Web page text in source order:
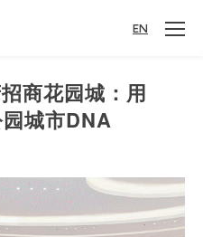
EN
商花园城：用
园城市DNA